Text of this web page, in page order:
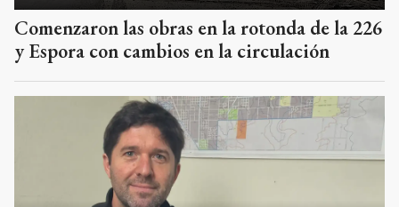
Comenzaron las obras en la rotonda de la 226
y Espora con cambios en la circulación